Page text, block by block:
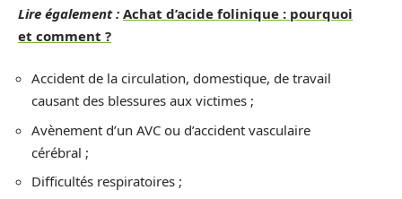
Lire également : Achat d’acide folinique : pourquoi
et comment ?
Accident de la circulation, domestique, de travail
causant des blessures aux victimes ;
Avènement d’un AVC ou d’accident vasculaire
cérébral ;
Difficultés respiratoires ;